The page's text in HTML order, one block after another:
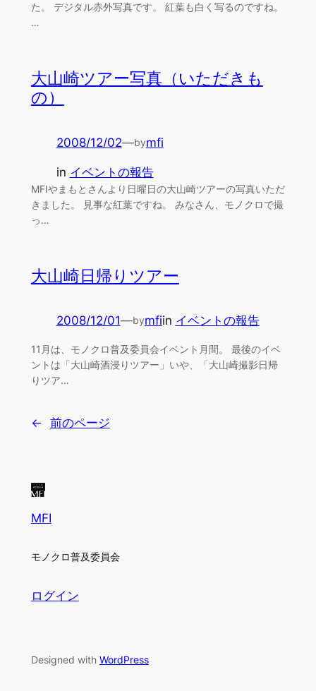
た。 デジタル赤外写真です。 紅葉も白く写るのですね。
…
大山崎ツアー写真（いただきも
の）
2008/12/02—bymfi
in イベントの報告
MFIやまもとさんより日曜日の大山崎ツアーの写真いただ
きました。 見事な紅葉ですね。 みなさん、モノクロで撮
っ…
大山崎日帰りツアー
2008/12/01—bymfiin イベントの報告
11月は、モノクロ普及委員会イベント月間。 最後のイベ
ントは「大山崎酒浸りツアー」いや、「大山崎撮影日帰
りツア…
← 前のページ
MFI
モノクロ普及委員会
ログイン
Designed with WordPress